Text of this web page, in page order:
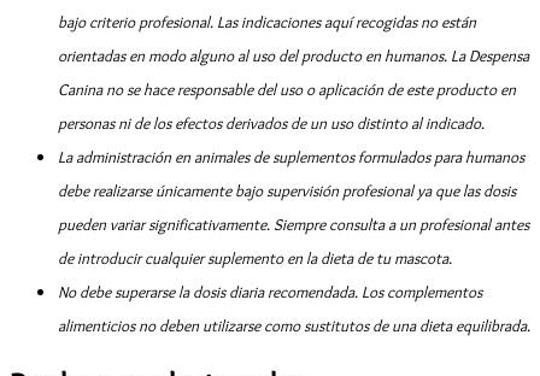
bajo criterio profesional. Las indicaciones aquí recogidas no están
orientadas en modo alguno al uso del producto en humanos. La Despensa
Canina no se hace responsable del uso o aplicación de este producto en
personas ni de los efectos derivados de un uso distinto al indicado.
La administración en animales de suplementos formulados para humanos
debe realizarse únicamente bajo supervisión profesional ya que las dosis
pueden variar significativamente. Siempre consulta a un profesional antes
de introducir cualquier suplemento en la dieta de tu mascota.
No debe superarse la dosis diaria recomendada. Los complementos
alimenticios no deben utilizarse como sustitutos de una dieta equilibrada.